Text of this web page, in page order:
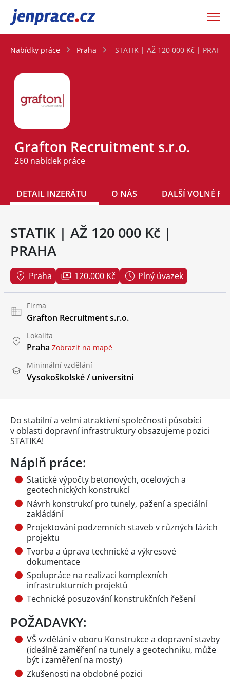
JenPráce.cz
Nabídky práce Praha STATIK | AŽ 120 000 Kč | PRAHA
Grafton Recruitment s.r.o.
260 nabídek práce
DETAIL INZERÁTU O NÁS DALŠÍ VOLNÉ
STATIK | AŽ 120 000 Kč |
PRAHA
Praha 120.000 Kč Plný úvazek
Firma
Grafton Recruitment s.r.o.
Lokalita
Praha Zobrazit na mapě
Minimální vzdělání
Vysokoškolské / universitní
Do stabilní a velmi atraktivní společnosti působící
v oblasti dopravní infrastruktury obsazujeme pozici
STATIKA!
Náplň práce:
Statické výpočty betonových, ocelových a
geotechnických konstrukcí
Návrh konstrukcí pro tunely, pažení a speciální
zakládání
Projektování podzemních staveb v různých fázích
projektu
Tvorba a úprava technické a výkresové
dokumentace
Spolupráce na realizaci komplexních
infrastrukturních projektů
Technické posuzování konstrukčních řešení
POŽADAVKY:
VŠ vzdělání v oboru Konstrukce a dopravní stavby
(ideálně zaměření na tunely a geotechniku, může
být i zaměření na mosty)
Zkušenosti na obdobné pozici